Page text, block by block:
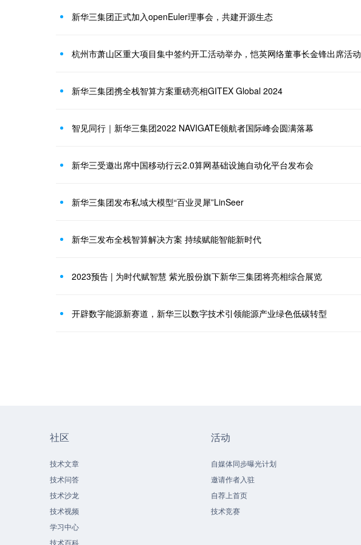
新华三集团正式加入openEuler理事会，共建开源生态
杭州市萧山区重大项目集中签约开工活动举办，恺英网络董事长金锋出席活动
新华三集团携全栈智算方案重磅亮相GITEX Global 2024
智见同行｜新华三集团2022 NAVIGATE领航者国际峰会圆满落幕
新华三受邀出席中国移动行云2.0算网基础设施自动化平台发布会
新华三集团发布私域大模型“百业灵犀”LinSeer
新华三发布全栈智算解决方案 持续赋能智能新时代
2023预告 | 为时代赋智慧 紫光股份旗下新华三集团将亮相综合展览
开辟数字能源新赛道，新华三以数字技术引领能源产业绿色低碳转型
社区
技术文章
技术问答
技术沙龙
技术视频
学习中心
技术百科
活动
自媒体同步曝光计划
邀请作者入驻
自荐上首页
技术竞赛